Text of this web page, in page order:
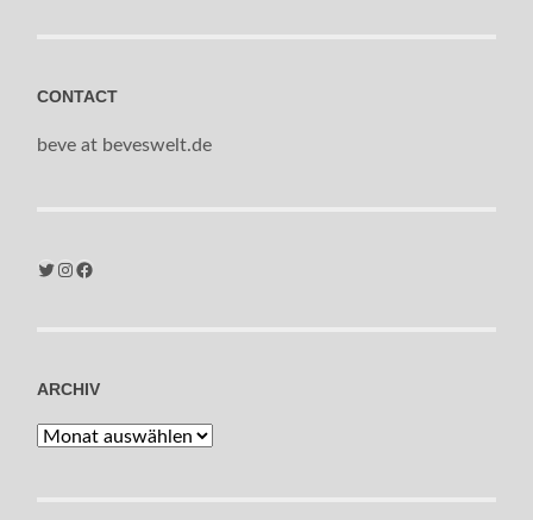
CONTACT
beve at beveswelt.de
Twitter Instagram Facebook
ARCHIV
Archiv